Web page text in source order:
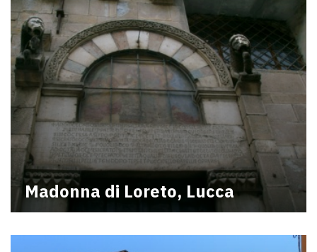
Madonna di Loreto, Lucca